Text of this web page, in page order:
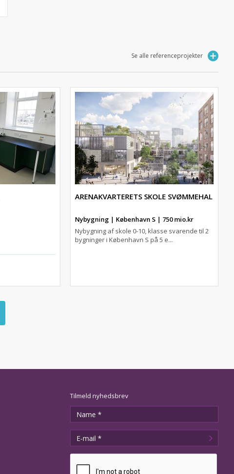
Se alle referenceprojekter
ARENAKVARTERETS SKOLE SVØMMEHAL
Nybygning | København S | 750 mio.kr
Nybygning af skole 0-10, klasse svarende til 2
bygninger i København S på 5 e...
Tilmeld nyhedsbrev